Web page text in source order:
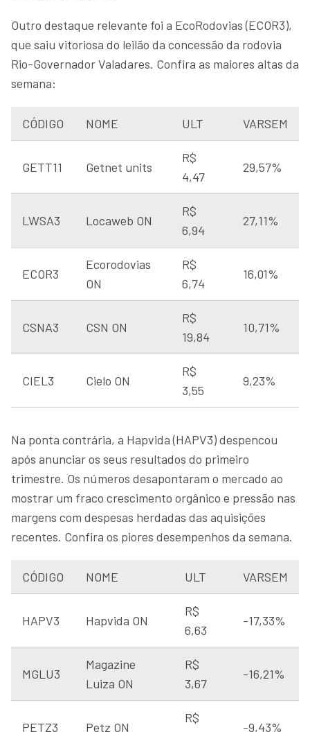
Outro destaque relevante foi a EcoRodovias (ECOR3),
que saiu vitoriosa do leilão da concessão da rodovia
Rio-Governador Valadares. Confira as maiores altas da
semana:
CÓDIGO NOME ULT VARSEM
GETT11 Getnet units
R$
4,47
29,57%
LWSA3 Locaweb ON
R$
6,94
27,11%
ECOR3
Ecorodovias
ON
R$
6,74
16,01%
CSNA3 CSN ON
R$
19,84
10,71%
CIEL3 Cielo ON
R$
3,55
9,23%
Na ponta contrária, a Hapvida (HAPV3) despencou
após anunciar os seus resultados do primeiro
trimestre. Os números desapontaram o mercado ao
mostrar um fraco crescimento orgânico e pressão nas
margens com despesas herdadas das aquisições
recentes. Confira os piores desempenhos da semana.
CÓDIGO NOME ULT VARSEM
HAPV3 Hapvida ON
R$
6,63
-17,33%
MGLU3
Magazine
Luiza ON
R$
3,67
-16,21%
PETZ3 Petz ON
R$
-9,43%